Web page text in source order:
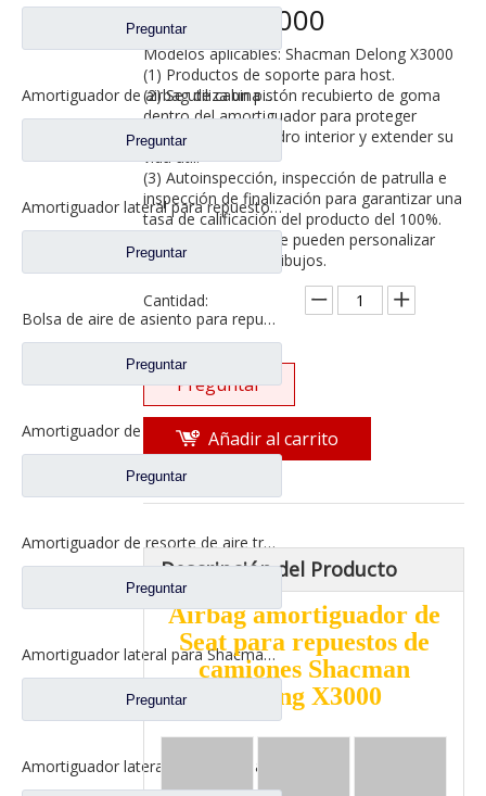
Preguntar
Amortiguador de airbag de cabina para Shacman Delong M3000 piezas de repuesto para camiones Dz1522440300
Preguntar
Amortiguador lateral para repuestos de camiones Shacman Delong Dz15221443020
Preguntar
Bolsa de aire de asiento para repuestos de camiones Shacman Delong X3000
Preguntar
Amortiguador de resorte de aire trasero de cabina para repuestos de camiones Shacman Delong X3000 Dz14251440060
Preguntar
Amortiguador de resorte de aire trasero para repuestos de camiones Shacman Delong X3000 Dz14251440020
Preguntar
Amortiguador lateral para Shacman Delong X3000 M3000 Repuestos para camiones Dz15221443120
Preguntar
Delong X3000
Modelos aplicables: Shacman Delong X3000
(1) Productos de soporte para host.
(2) Se utiliza un pistón recubierto de goma
dentro del amortiguador para proteger
eficazmente el cilindro interior y extender su
vida útil.
(3) Autoinspección, inspección de patrulla e
inspección de finalización para garantizar una
tasa de calificación del producto del 100%.
(4) Los productos se pueden personalizar
según muestras y dibujos.
Cantidad:
Preguntar
Añadir al carrito
Descripción del Producto
Airbag amortiguador de
Seat para repuestos de
camiones Shacman
Delong X3000